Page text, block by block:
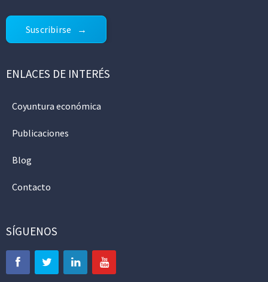
Suscribirse
ENLACES DE INTERÉS
Coyuntura económica
Publicaciones
Blog
Contacto
SÍGUENOS